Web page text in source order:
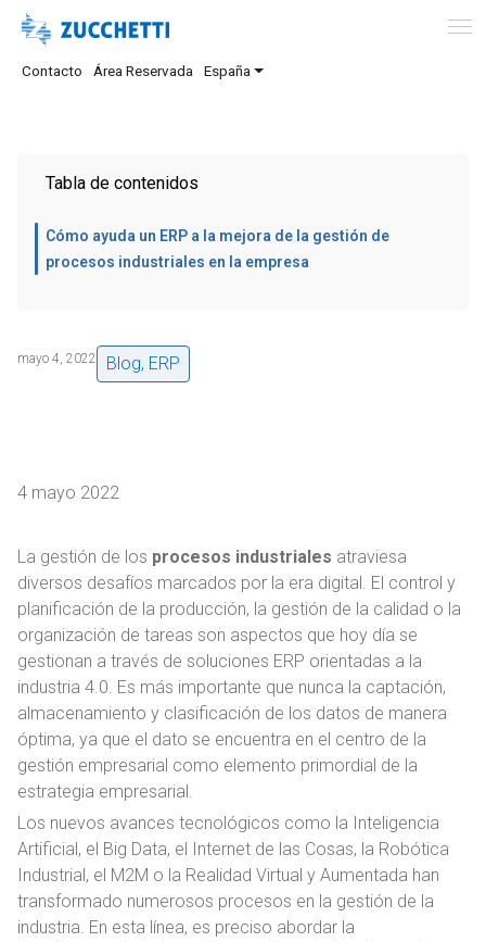
Contacto Área Reservada España
Tabla de contenidos
Cómo ayuda un ERP a la mejora de la gestión de
procesos industriales en la empresa
mayo 4, 2022 Blog, ERP
4 mayo 2022
La gestión de los procesos industriales atraviesa
diversos desafíos marcados por la era digital. El control y
planificación de la producción, la gestión de la calidad o la
organización de tareas son aspectos que hoy día se
gestionan a través de soluciones ERP orientadas a la
industria 4.0. Es más importante que nunca la captación,
almacenamiento y clasificación de los datos de manera
óptima, ya que el dato se encuentra en el centro de la
gestión empresarial como elemento primordial de la
estrategia empresarial.
Los nuevos avances tecnológicos como la Inteligencia
Artificial, el Big Data, el Internet de las Cosas, la Robótica
Industrial, el M2M o la Realidad Virtual y Aumentada han
transformado numerosos procesos en la gestión de la
industria. En esta línea, es preciso abordar la